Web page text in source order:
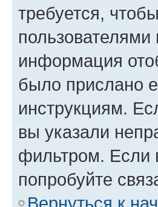
требуется,
информация
было прислано
инструкциям.
вы указали
фильтром. Если
попробуйте
Вернуться к